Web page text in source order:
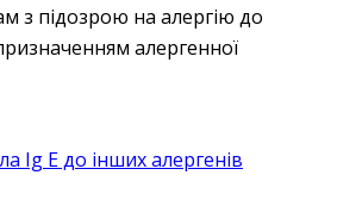
з підозрою на алергію до
алергенної
Ig E до інших алергенів